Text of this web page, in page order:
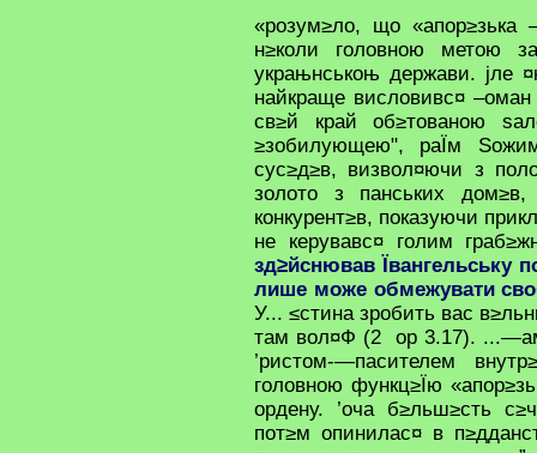
«розум≥ло, що
н≥коли головною метою
украњнськоњ держави. јле
найкраще висловивс¤
св≥й край об≥тованою
≥зобилующею", раЇм
сус≥д≥в, визвол¤ючи з
золото з панських
конкурент≥в, показуючи
не керувавс¤ голим
зд≥йснював Ївангельську
лише може обмежувати
У... ≤стина зробить вас
там вол¤Ф (2 ор 3.17).
’ристом-—пасителем
головною функц≥Їю
ордену. ’оча б≥льш≥сть
пот≥м опинилас¤ в